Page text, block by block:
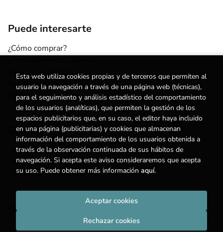
Puede interesarte
¿Cómo comprar?
Escuelas y centros
Nuestros Servicios
Noticias
Contacto
(+34) 615 55 96 54
info@degestalt.com
Formulario de contacto
. Todos los Derechos Reservados |
Esta web utiliza cookies propias y de terceros que permiten al
usuario la navegación a través de una página web (técnicas),
para el seguimiento y análisis estadístico del comportamiento
de los usuarios (analíticas), que permiten la gestión de los
espacios publicitarios que, en su caso, el editor haya incluido
en una página (publicitarias) y cookies que almacenan
información del comportamiento de los usuarios obtenida a
través de la observación continuada de sus hábitos de
navegación. Si acepta este aviso consideraremos que acepta
su uso. Puede obtener más información aquí.
Rechazar cookies
Aceptar cookies